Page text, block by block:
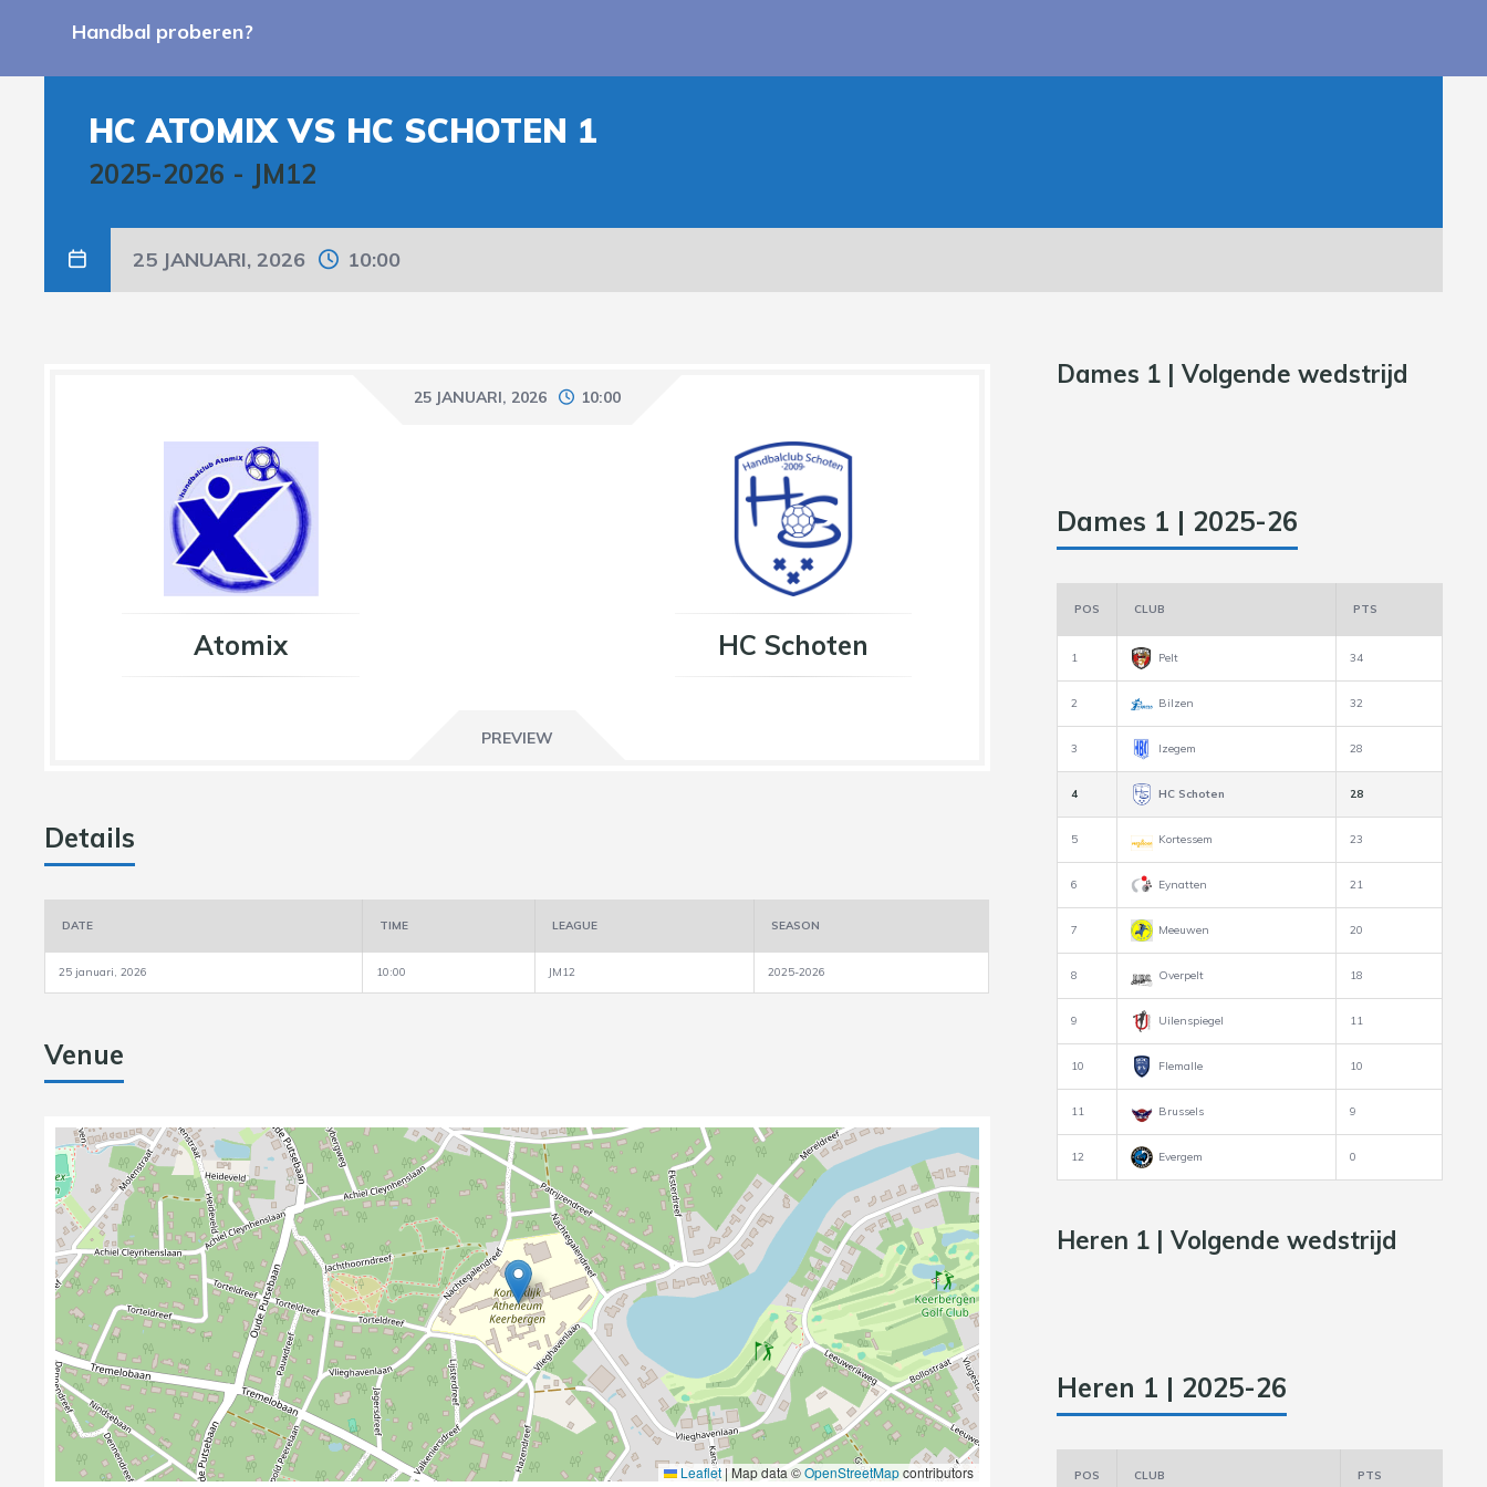
Handbal proberen?
HC ATOMIX VS HC SCHOTEN 1
2025-2026 - JM12
25 JANUARI, 2026 10:00
25 JANUARI, 2026 10:00
Atomix HC Schoten
PREVIEW
Details
DATE TIME LEAGUE SEASON
25 januari, 2026 10:00 JM12 2025-2026
Venue
Leaflet | Map data ©OpenStreetMapcontributors
Dames 1 | Volgende wedstrijd
Dames 1 | 2025-26
POS CLUB PTS
1 Pelt 34
2 Bilzen 32
3 Izegem 28
4 HC Schoten 28
5 Kortessem 23
6 Eynatten 21
7 Meeuwen 20
8 Overpelt 18
9 Uilenspiegel 11
10 Flemalle 10
11 Brussels 9
12 Evergem 0
Heren 1 | Volgende wedstrijd
Heren 1 | 2025-26
POS CLUB PTS